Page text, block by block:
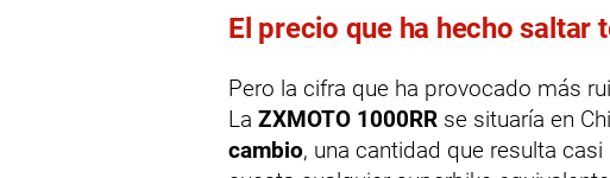
El precio que ha hecho saltar
Pero la cifra que ha provocado más
La ZXMOTO 1000RR se situaría en
cambio, una cantidad que resulta